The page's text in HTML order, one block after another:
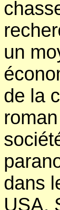
un
de la
dans
USA,